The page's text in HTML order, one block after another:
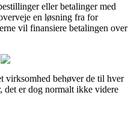
eller betalinger med
en løsning fra for
vil finansiere betalingen over
virksomhed behøver de til hver
det er dog normalt ikke videre